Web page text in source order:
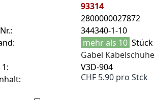
93314
2800000027872
344340-1-10
mehr als 10 Stück
Gabel Kabelschuhe
V3D-904
CHF 5.90 pro Stck